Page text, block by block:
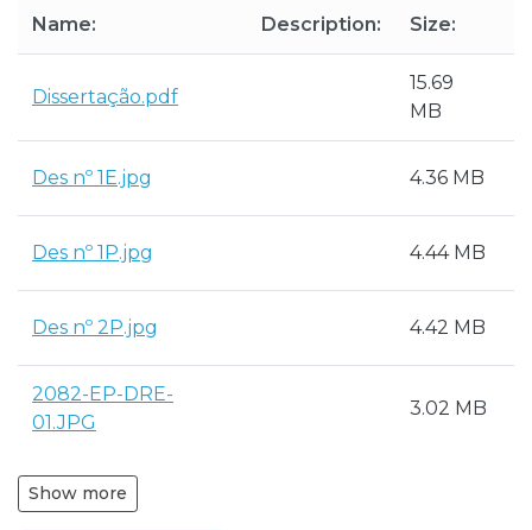
Name: Description: Size:
Dissertação.pdf
15.69
MB
Des nº 1E.jpg 4.36 MB
Des nº 1P.jpg 4.44 MB
Des nº 2P.jpg 4.42 MB
2082-EP-DRE-
01.JPG
3.02 MB
Show more